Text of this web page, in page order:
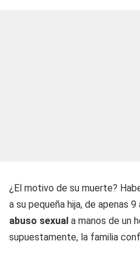
¿El motivo de su muerte?
a su pequeña hija, de apenas
abuso sexual a manos de un
supuestamente, la familia